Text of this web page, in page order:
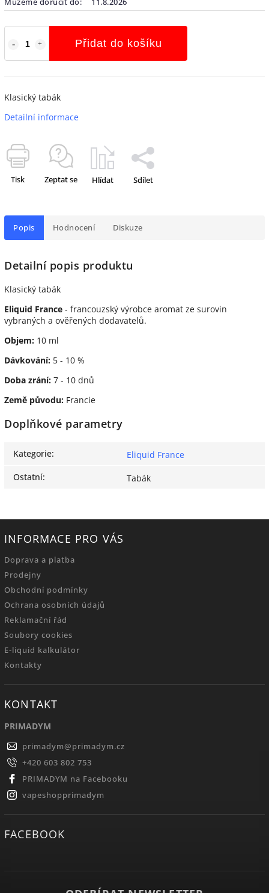
Přidat do košíku
Klasický tabák
Detailní informace
Tisk Zeptat se Hlídat Sdílet
Popis Hodnocení Diskuze
Detailní popis produktu
Klasický tabák
Eliquid France - francouzský výrobce aromat ze surovin
vybraných a ověřených dodavatelů.
Objem: 10 ml
Dávkování: 5 - 10 %
Doba zrání: 7 - 10 dnů
Země původu: Francie
Doplňkové parametry
Kategorie:
Eliquid France
Ostatní: Tabák
INFORMACE PRO VÁS
Doprava a platba
Prodejny
Obchodní podmínky
Ochrana osobních údajů
Reklamační řád
Soubory cookies
E-liquid kalkulátor
Kontakty
KONTAKT
PRIMADYM
primadym@primadym.cz
+420 603 802 753
PRIMADYM na Facebooku
vapeshopprimadym
FACEBOOK